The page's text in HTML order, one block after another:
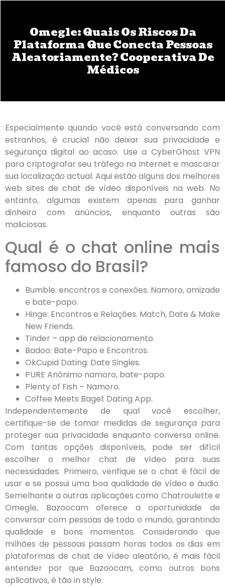
Omegle: Quais Os Riscos Da
Plataforma Que Conecta Pessoas
Aleatoriamente? Cooperativa De
Médicos
Especialmente quando você está conversando com
estranhos, é crucial não deixar sua privacidade e
segurança digital ao acaso. Use a CyberGhost VPN
para criptografar seu tráfego na Internet e mascarar
sua localização actual. Aqui estão alguns dos melhores
web sites de chat de vídeo disponíveis na web. No
entanto, algumas existem apenas para ganhar
dinheiro com anúncios, enquanto outras são
maliciosas.
Qual é o chat online mais
famoso do Brasil?
Bumble: encontros e conexões. Namoro, amizade
e bate-papo.
Hinge: Encontros e Relações. Match, Date & Make
New Friends.
Tinder – app de relacionamento.
Badoo: Bate-Papo e Encontros.
OkCupid Dating: Date Singles.
PURE Anônimo namoro, bate-papo.
Plenty of Fish – Namoro.
Coffee Meets Bagel: Dating App.
Independentemente de qual você escolher,
certifique-se de tomar medidas de segurança para
proteger sua privacidade enquanto conversa online.
Com tantas opções disponíveis, pode ser difícil
escolher o melhor chat de vídeo para suas
necessidades. Primeiro, verifique se o chat é fácil de
usar e se possui uma boa qualidade de vídeo e áudio.
Semelhante a outras aplicações como Chatroulette e
Omegle, Bazoocam oferece a oportunidade de
conversar com pessoas de todo o mundo, garantindo
qualidade e bons momentos. Considerando que
milhões de pessoas passam horas todos os dias em
plataformas de chat de vídeo aleatório, é mais fácil
entender por que Bazoocam, como outros bons
aplicativos, é tão in style.